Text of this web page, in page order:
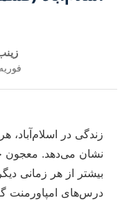
فوریه 20, 2026
زندگی در اسلام‌آباد،
نشان می‌دهد. معجون
بیشتر از هر زمانی
درس‌های امپاورمنت